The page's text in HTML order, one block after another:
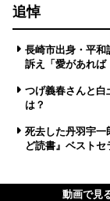
追悼
長崎市出身・平
訴え「愛があれ
つげ義春さんと
は？
死去した丹羽宇
ど読書』ベストセ
動画で見